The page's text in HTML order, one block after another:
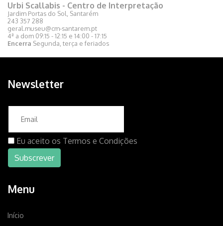
Urbi Scallabis - Centro de Interpretação
Jardim Portas do Sol, Santarém
243 357 288
geral.museu@cm-santarem.pt
4ª a dom 09:15 - 12:15 e 14:00 - 17:15
Encerra Segunda, terça e feriados
Newsletter
Eu aceito os Termos e Condições
Menu
Início